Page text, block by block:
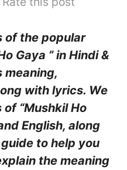
of the popular
Gaya ” in Hindi &
meaning,
with lyrics. We
“Mushkil Ho
English, along
to help you
the meaning